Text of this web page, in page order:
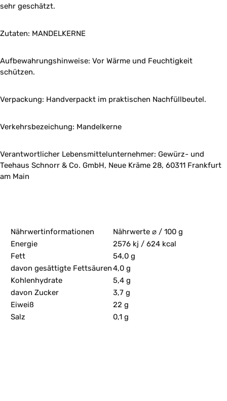
sehr geschätzt.
Zutaten: MANDELKERNE
Aufbewahrungshinweise: Vor Wärme und Feuchtigkeit
schützen.
Verpackung: Handverpackt im praktischen Nachfüllbeutel.
Verkehrsbezeichung: Mandelkerne
Verantwortlicher Lebensmittelunternehmer: Gewürz- und
Teehaus Schnorr & Co. GmbH, Neue Kräme 28, 60311 Frankfurt
am Main
Nährwertinformationen
Nährwerte ⌀ / 100 g
Energie
2576 kj / 624 kcal
Fett
54,0 g
davon gesättigte Fettsäuren4,0 g
Kohlenhydrate
5,4 g
davon Zucker
3,7 g
Eiweiß
22 g
Salz
0,1 g